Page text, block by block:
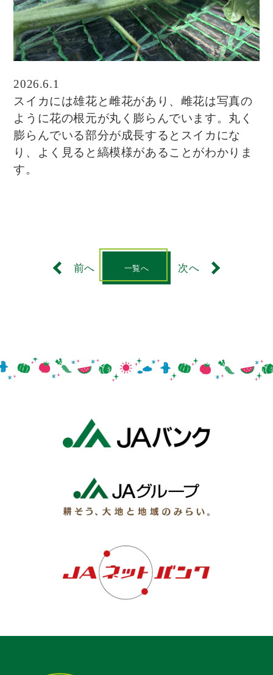
2026.6.1
スイカには雄花と雌花があり、雌花は写真の
ように花の根元が丸く膨らんでいます。丸く
膨らんでいる部分が成長するとスイカにな
り、よく見ると縞模様があることがわかりま
す。
前へ 一覧へ 次へ